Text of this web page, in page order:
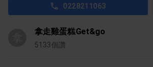
0228211063
拿走雞蛋糕Get&go
5133個讚